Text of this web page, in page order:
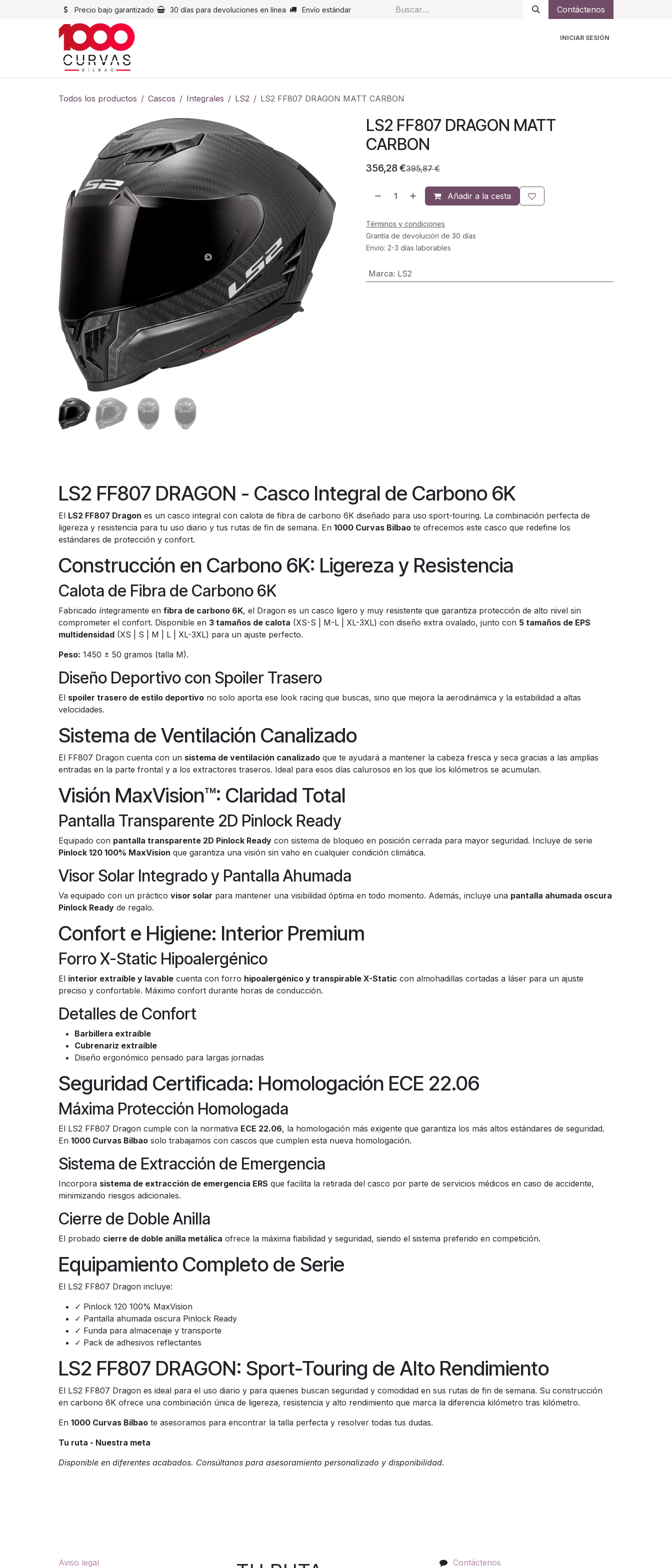
Precio bajo garantizado 30 días para devoluciones en línea Envío estándar Contáctenos
INICIAR SESIÓN
Todos los productos Cascos Integrales LS2 LS2 FF807 DRAGON MATT CARBON
LS2 FF807 DRAGON MATT
CARBON
356,28€395,87€
Añadir a la cesta
Términos y condiciones
Grantía de devolución de 30 días
Envío: 2-3 días laborables
Marca: LS2
LS2 FF807 DRAGON - Casco Integral de Carbono 6K
El LS2 FF807 Dragon es un casco integral con calota de fibra de carbono 6K diseñado para uso sport-touring. La combinación perfecta de
ligereza y resistencia para tu uso diario y tus rutas de fin de semana. En 1000 Curvas Bilbao te ofrecemos este casco que redefine los
estándares de protección y confort.
Construcción en Carbono 6K: Ligereza y Resistencia
Calota de Fibra de Carbono 6K
Fabricado íntegramente en fibra de carbono 6K, el Dragon es un casco ligero y muy resistente que garantiza protección de alto nivel sin
comprometer el confort. Disponible en 3 tamaños de calota (XS-S | M-L | XL-3XL) con diseño extra ovalado, junto con 5 tamaños de EPS
multidensidad (XS | S | M | L | XL-3XL) para un ajuste perfecto.
Peso: 1450 ± 50 gramos (talla M).
Diseño Deportivo con Spoiler Trasero
El spoiler trasero de estilo deportivo no solo aporta ese look racing que buscas, sino que mejora la aerodinámica y la estabilidad a altas
velocidades.
Sistema de Ventilación Canalizado
El FF807 Dragon cuenta con un sistema de ventilación canalizado que te ayudará a mantener la cabeza fresca y seca gracias a las amplias
entradas en la parte frontal y a los extractores traseros. Ideal para esos días calurosos en los que los kilómetros se acumulan.
Visión MaxVision™: Claridad Total
Pantalla Transparente 2D Pinlock Ready
Equipado con pantalla transparente 2D Pinlock Ready con sistema de bloqueo en posición cerrada para mayor seguridad. Incluye de serie
Pinlock 120 100% MaxVision que garantiza una visión sin vaho en cualquier condición climática.
Visor Solar Integrado y Pantalla Ahumada
Va equipado con un práctico visor solar para mantener una visibilidad óptima en todo momento. Además, incluye una pantalla ahumada oscura
Pinlock Ready de regalo.
Confort e Higiene: Interior Premium
Forro X-Static Hipoalergénico
El interior extraíble y lavable cuenta con forro hipoalergénico y transpirable X-Static con almohadillas cortadas a láser para un ajuste
preciso y confortable. Máximo confort durante horas de conducción.
Detalles de Confort
Barbillera extraíble
Cubrenariz extraíble
Diseño ergonómico pensado para largas jornadas
Seguridad Certificada: Homologación ECE 22.06
Máxima Protección Homologada
El LS2 FF807 Dragon cumple con la normativa ECE 22.06, la homologación más exigente que garantiza los más altos estándares de seguridad.
En 1000 Curvas Bilbao solo trabajamos con cascos que cumplen esta nueva homologación.
Sistema de Extracción de Emergencia
Incorpora sistema de extracción de emergencia ERS que facilita la retirada del casco por parte de servicios médicos en caso de accidente,
minimizando riesgos adicionales.
Cierre de Doble Anilla
El probado cierre de doble anilla metálica ofrece la máxima fiabilidad y seguridad, siendo el sistema preferido en competición.
Equipamiento Completo de Serie
El LS2 FF807 Dragon incluye:
✓ Pinlock 120 100% MaxVision
✓ Pantalla ahumada oscura Pinlock Ready
✓ Funda para almacenaje y transporte
✓ Pack de adhesivos reflectantes
LS2 FF807 DRAGON: Sport-Touring de Alto Rendimiento
El LS2 FF807 Dragon es ideal para el uso diario y para quienes buscan seguridad y comodidad en sus rutas de fin de semana. Su construcción
en carbono 6K ofrece una combinación única de ligereza, resistencia y alto rendimiento que marca la diferencia kilómetro tras kilómetro.
En 1000 Curvas Bilbao te asesoramos para encontrar la talla perfecta y resolver todas tus dudas.
Tu ruta - Nuestra meta
Disponible en diferentes acabados. Consúltanos para asesoramiento personalizado y disponibilidad.
Aviso legal Contáctenos